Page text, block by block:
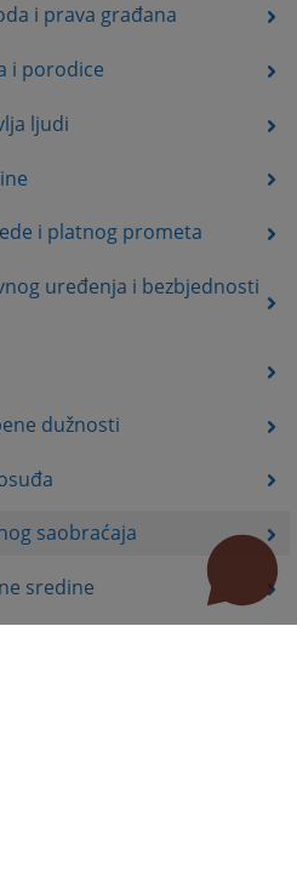
i prava građana
i porodice
ljudi
i platnog prometa
uređenja i bezbjednosti
dužnosti
saobraćaja
sredine